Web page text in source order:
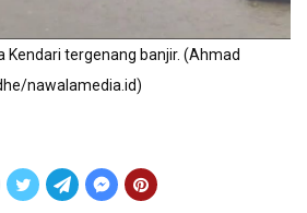
Kendari tergenang banjir. (Ahmad
nawalamedia.id)